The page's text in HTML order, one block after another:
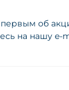
об
на нашу e-